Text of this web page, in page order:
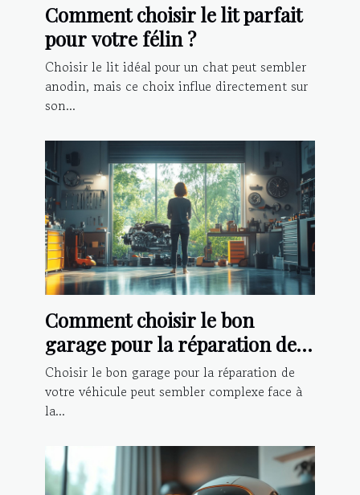
Comment choisir le lit parfait
pour votre félin ?
Choisir le lit idéal pour un chat peut sembler
anodin, mais ce choix influe directement sur
son...
Comment choisir le bon
garage pour la réparation de
votre véhicule ?
Choisir le bon garage pour la réparation de
votre véhicule peut sembler complexe face à
la...